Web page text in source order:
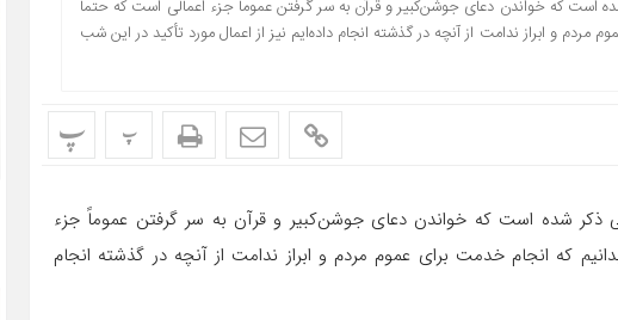
است که خواندن دعای جوشن‌کبیر و قرآن به سر گرفتن عموماً جزء اعمالی است که حتماً
و ابراز ندامت از آنچه در گذشته انجام داده‌ایم نیز از اعمال مورد تأکید در این شب
پ پ
ذکر شده است که خواندن دعای جوشن‌کبیر و قرآن به سر گرفتن عموماً جزء
که انجام خدمت برای عموم مردم و ابراز ندامت از آنچه در گذشته انجام